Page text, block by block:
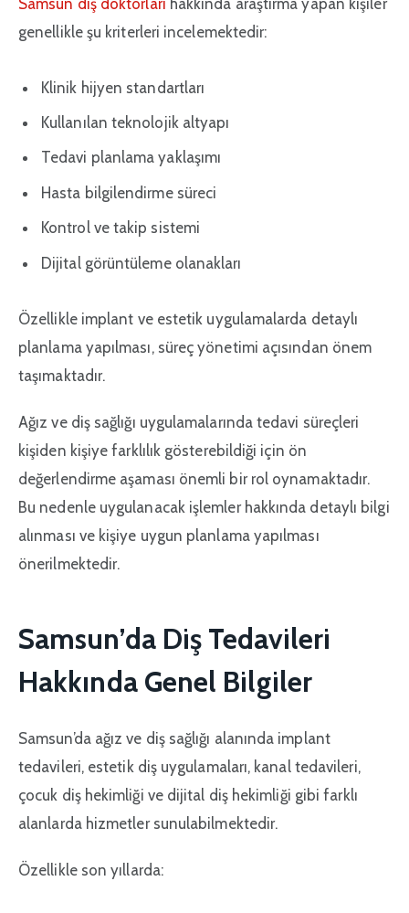
genellikle şu kriterleri incelemektedir:
Klinik hijyen standartları
Kullanılan teknolojik altyapı
Tedavi planlama yaklaşımı
Hasta bilgilendirme süreci
Kontrol ve takip sistemi
Dijital görüntüleme olanakları
Özellikle implant ve estetik uygulamalarda detaylı
planlama yapılması, süreç yönetimi açısından önem
taşımaktadır.
Ağız ve diş sağlığı uygulamalarında tedavi süreçleri
kişiden kişiye farklılık gösterebildiği için ön
değerlendirme aşaması önemli bir rol oynamaktadır.
Bu nedenle uygulanacak işlemler hakkında detaylı bilgi
alınması ve kişiye uygun planlama yapılması
önerilmektedir.
Samsun’da Diş Tedavileri
Hakkında Genel Bilgiler
Samsun’da ağız ve diş sağlığı alanında implant
tedavileri, estetik diş uygulamaları, kanal tedavileri,
çocuk diş hekimliği ve dijital diş hekimliği gibi farklı
alanlarda hizmetler sunulabilmektedir.
Özellikle son yıllarda: